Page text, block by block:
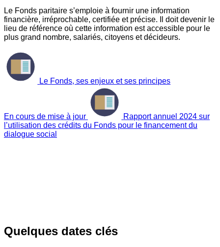
Le Fonds paritaire s’emploie à fournir une information
financière, irréprochable, certifiée et précise. Il doit devenir le
lieu de référence où cette information est accessible pour le
plus grand nombre, salariés, citoyens et décideurs.
Le Fonds, ses enjeux et ses principes
En cours de mise à jour
Rapport annuel 2024 sur
l’utilisation des crédits du Fonds pour le financement du
dialogue social
Quelques dates clés